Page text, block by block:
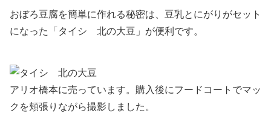
おぼろ豆腐を簡単に作れる秘密は、豆乳とにがりがセット
になった「タイシ 北の大豆」が便利です。
アリオ橋本に売っています。購入後にフードコートでマッ
クを頬張りながら撮影しました。